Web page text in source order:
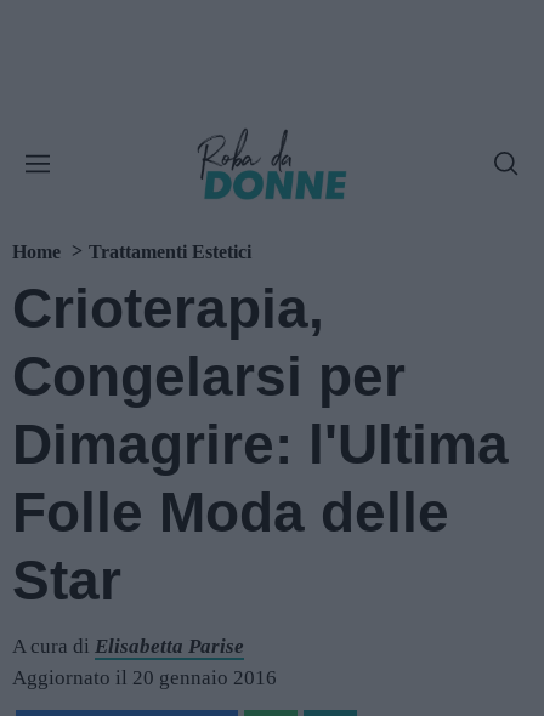
Home Trattamenti Estetici
Crioterapia,
Congelarsi per
Dimagrire: l'Ultima
Folle Moda delle
Star
A cura di Elisabetta Parise
Aggiornato il 20 gennaio 2016